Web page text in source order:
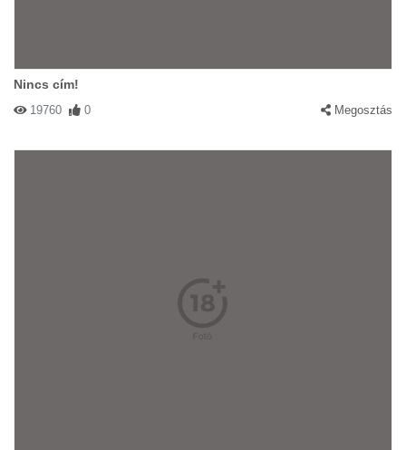
Nincs cím!
19760 0 Megosztás